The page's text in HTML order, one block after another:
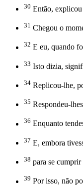
30 Então, explicou
31 Chegou o
32 E eu, quando
33 Isto dizia,
34 Replicou-lhe,
35 Respondeu-
36 Enquanto
37 E, embora
38 para se
39 Por isso, não